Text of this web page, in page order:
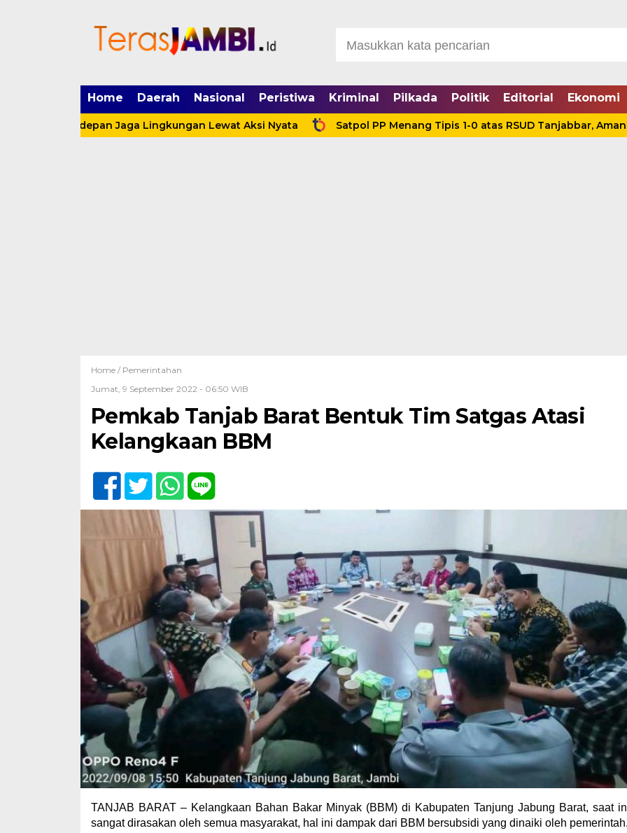
Home Daerah Nasional Peristiwa Kriminal Pilkada Politik Editorial Ekonomi
Terdepan Jaga Lingkungan Lewat Aksi Nyata Satpol PP Menang Tipis 1-0 atas RSUD Tanjabbar, Amankan Tiga
Home / Pemerintahan
Jumat, 9 September 2022 - 06:50 WIB
Pemkab Tanjab Barat Bentuk Tim Satgas Atasi
Kelangkaan BBM
TANJAB BARAT – Kelangkaan Bahan Bakar Minyak (BBM) di Kabupaten Tanjung Jabung Barat, saat
sangat dirasakan oleh semua masyarakat, hal ini dampak dari BBM bersubsidi yang dinaiki oleh pemerintah.